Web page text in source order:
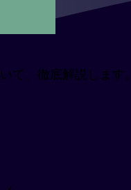
て、徹底解説します。